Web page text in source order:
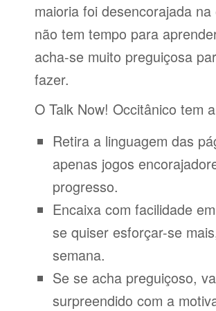
maioria foi desencorajada na
não tem tempo para
acha-se muito preguiçosa
fazer.
O Talk Now! Occitânico tem
Retira a linguagem das
apenas jogos
progresso.
Encaixa com facilidade
se quiser esforçar-se
semana.
Se se acha preguiçoso,
surpreendido com a